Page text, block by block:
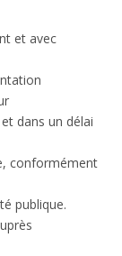
et avec
dans un délai
conformément
publique.